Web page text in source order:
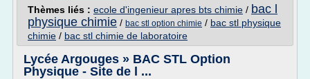
Thèmes liés : ecole d'ingenieur apres bts chimie / bac l
physique chimie / bac stl option chimie / bac stl physique
chimie / bac stl chimie de laboratoire
Lycée Argouges » BAC STL Option
Physique - Site de l ...